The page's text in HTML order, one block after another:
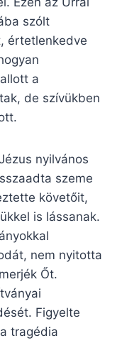
szólt
értetlenkedve
a
de szívükben
nyilvános
szeme
követőit,
is lássanak.
nem nyitotta
Őt.
Figyelte
tragédia